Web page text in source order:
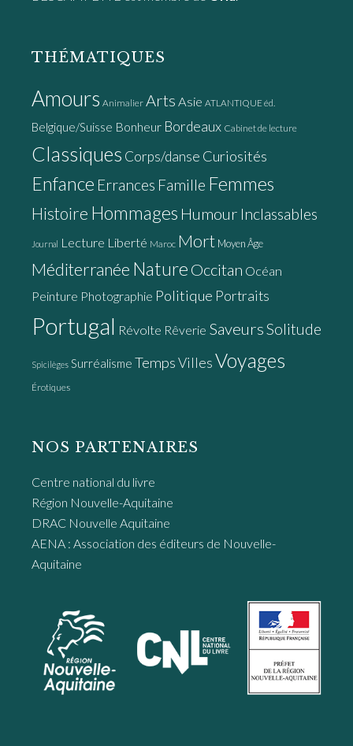
THÉMATIQUES
Amours Animalier Arts Asie ATLANTIQUE éd.
Belgique/Suisse Bonheur Bordeaux Cabinet de lecture
Classiques Corps/danse Curiosités
Enfance Errances Famille Femmes
Histoire Hommages Humour Inclassables
Journal Lecture Liberté Maroc Mort Moyen Âge
Méditerranée Nature Occitan Océan
Peinture Photographie Politique Portraits
Portugal Révolte Rêverie Saveurs Solitude
Spicilèges Surréalisme TempsVillesVoyages
Érotiques
NOS PARTENAIRES
Centre national du livre
Région Nouvelle-Aquitaine
DRAC Nouvelle Aquitaine
AENA : Association des éditeurs de Nouvelle-
Aquitaine